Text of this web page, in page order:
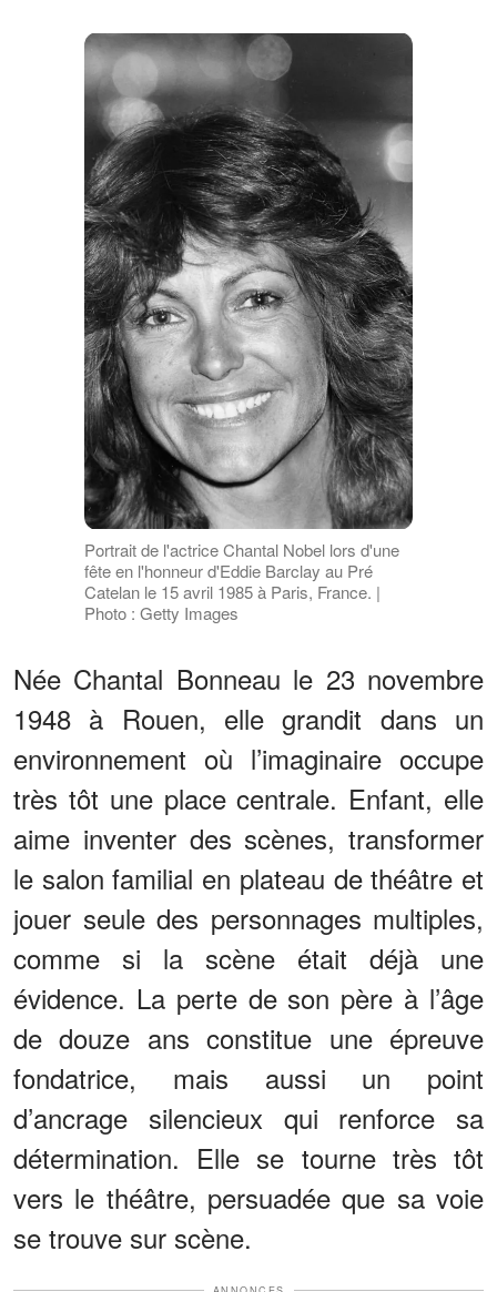
Portrait de l'actrice Chantal Nobel lors d'une
fête en l'honneur d'Eddie Barclay au Pré
Catelan le 15 avril 1985 à Paris, France. |
Photo : Getty Images
Née Chantal Bonneau le 23 novembre
1948 à Rouen, elle grandit dans un
environnement où l’imaginaire occupe
très tôt une place centrale. Enfant, elle
aime inventer des scènes, transformer
le salon familial en plateau de théâtre et
jouer seule des personnages multiples,
comme si la scène était déjà une
évidence. La perte de son père à l’âge
de douze ans constitue une épreuve
fondatrice, mais aussi un point
d’ancrage silencieux qui renforce sa
détermination. Elle se tourne très tôt
vers le théâtre, persuadée que sa voie
se trouve sur scène.